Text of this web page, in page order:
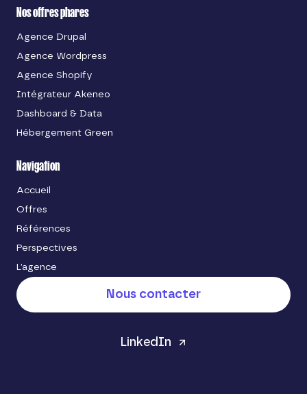
Nos offres phares
Agence Drupal
Agence Wordpress
Agence Shopify
Intégrateur Akeneo
Dashboard & Data
Hébergement Green
Navigation
Accueil
Offres
Références
Perspectives
L’agence
Nous contacter
LinkedIn